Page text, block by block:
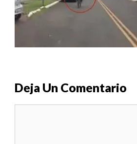
Deja Un Comentario